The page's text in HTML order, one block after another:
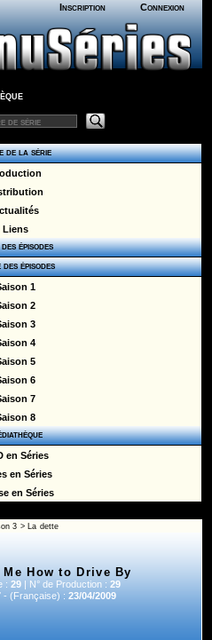
Inscription Connexion
de la série
Liens
épisodes
épisodes
1
2
3
4
5
6
7
8
en Séries
en Séries
en Séries
3 > La dette
Me How to Drive By
:29 | N° de Production :29
- (Française) :23/04/2009